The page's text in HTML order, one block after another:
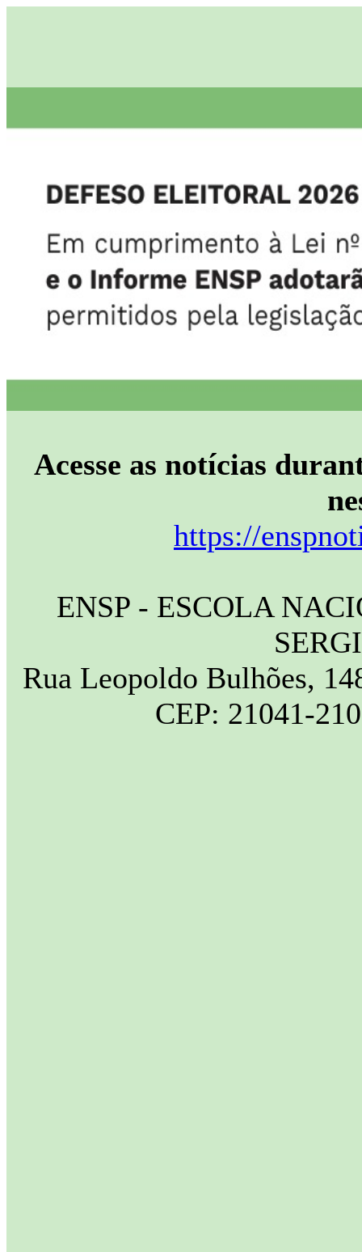
Acesse as notícias
https://
ENSP - ESCOLA
Rua Leopoldo Bulhões,
CEP: 21041-